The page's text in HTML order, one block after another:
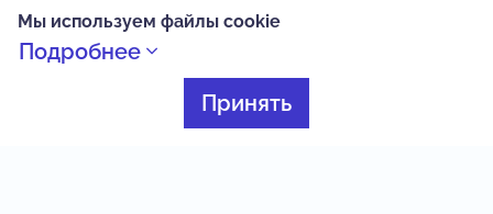
Мы используем файлы cookie
Подробнее
Принять